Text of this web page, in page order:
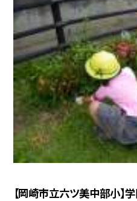
【岡崎市立六ツ美中部小】